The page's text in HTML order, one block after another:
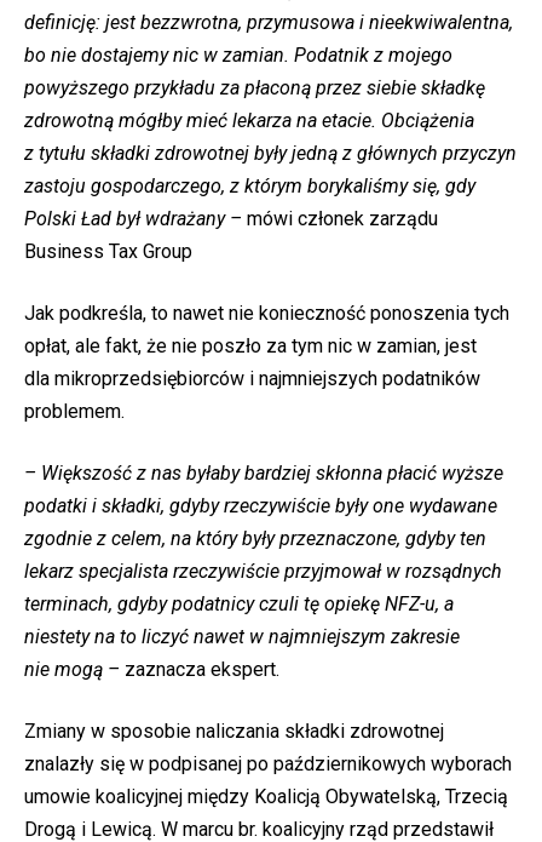
definicję: jest bezzwrotna, przymusowa i nieekwiwalentna,
bo nie dostajemy nic w zamian. Podatnik z mojego
powyższego przykładu za płaconą przez siebie składkę
zdrowotną mógłby mieć lekarza na etacie. Obciążenia
z tytułu składki zdrowotnej były jedną z głównych przyczyn
zastoju gospodarczego, z którym borykaliśmy się, gdy
Polski Ład był wdrażany – mówi członek zarządu
Business Tax Group
Jak podkreśla, to nawet nie konieczność ponoszenia tych
opłat, ale fakt, że nie poszło za tym nic w zamian, jest
dla mikroprzedsiębiorców i najmniejszych podatników
problemem.
– Większość z nas byłaby bardziej skłonna płacić wyższe
podatki i składki, gdyby rzeczywiście były one wydawane
zgodnie z celem, na który były przeznaczone, gdyby ten
lekarz specjalista rzeczywiście przyjmował w rozsądnych
terminach, gdyby podatnicy czuli tę opiekę NFZ-u, a
niestety na to liczyć nawet w najmniejszym zakresie
nie mogą – zaznacza ekspert.
Zmiany w sposobie naliczania składki zdrowotnej
znalazły się w podpisanej po październikowych wyborach
umowie koalicyjnej między Koalicją Obywatelską, Trzecią
Drogą i Lewicą. W marcu br. koalicyjny rząd przedstawił